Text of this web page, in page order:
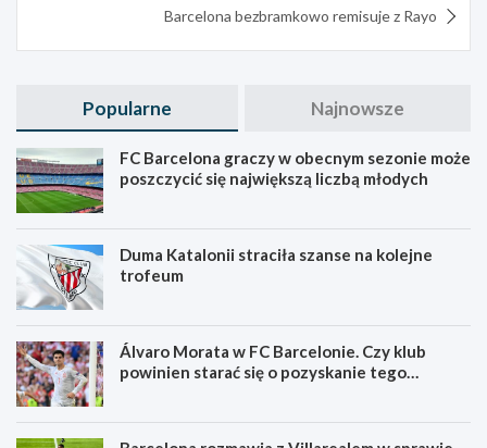
Barcelona bezbramkowo remisuje z Rayo
Popularne Najnowsze
FC Barcelona graczy w obecnym sezonie może
poszczycić się największą liczbą młodych
Duma Katalonii straciła szanse na kolejne
trofeum
Álvaro Morata w FC Barcelonie. Czy klub
powinien starać się o pozyskanie tego